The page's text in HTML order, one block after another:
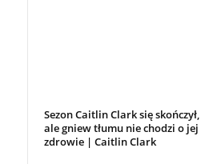
Sezon Caitlin Clark się skończył,
ale gniew tłumu nie chodzi o jej
zdrowie | Caitlin Clark